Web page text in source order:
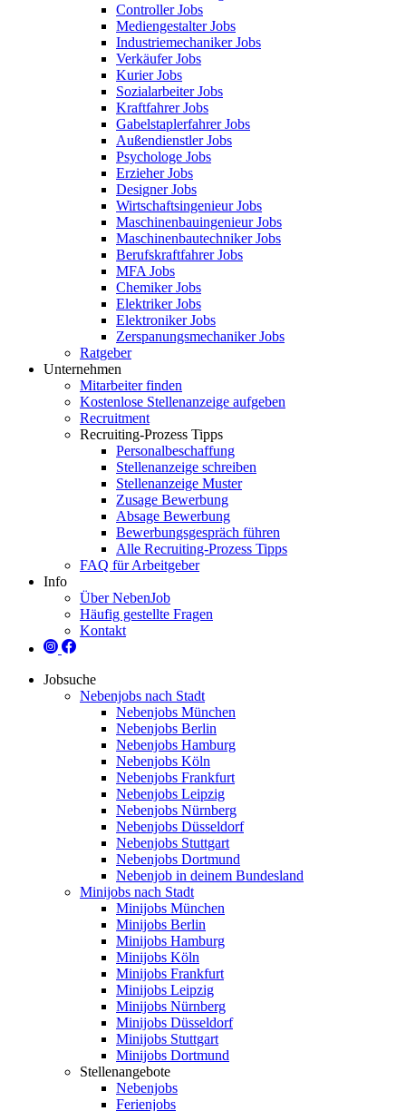
Controller Jobs
Mediengestalter Jobs
Industriemechaniker Jobs
Verkäufer Jobs
Kurier Jobs
Sozialarbeiter Jobs
Kraftfahrer Jobs
Gabelstaplerfahrer Jobs
Außendienstler Jobs
Psychologe Jobs
Erzieher Jobs
Designer Jobs
Wirtschaftsingenieur Jobs
Maschinenbauingenieur Jobs
Maschinenbautechniker Jobs
Berufskraftfahrer Jobs
MFA Jobs
Chemiker Jobs
Elektriker Jobs
Elektroniker Jobs
Zerspanungsmechaniker Jobs
Ratgeber
Unternehmen
Mitarbeiter finden
Kostenlose Stellenanzeige aufgeben
Recruitment
Recruiting-Prozess Tipps
Personalbeschaffung
Stellenanzeige schreiben
Stellenanzeige Muster
Zusage Bewerbung
Absage Bewerbung
Bewerbungsgespräch führen
Alle Recruiting-Prozess Tipps
FAQ für Arbeitgeber
Info
Über NebenJob
Häufig gestellte Fragen
Kontakt
Jobsuche
Nebenjobs nach Stadt
Nebenjobs München
Nebenjobs Berlin
Nebenjobs Hamburg
Nebenjobs Köln
Nebenjobs Frankfurt
Nebenjobs Leipzig
Nebenjobs Nürnberg
Nebenjobs Düsseldorf
Nebenjobs Stuttgart
Nebenjobs Dortmund
Nebenjob in deinem Bundesland
Minijobs nach Stadt
Minijobs München
Minijobs Berlin
Minijobs Hamburg
Minijobs Köln
Minijobs Frankfurt
Minijobs Leipzig
Minijobs Nürnberg
Minijobs Düsseldorf
Minijobs Stuttgart
Minijobs Dortmund
Stellenangebote
Nebenjobs
Ferienjobs